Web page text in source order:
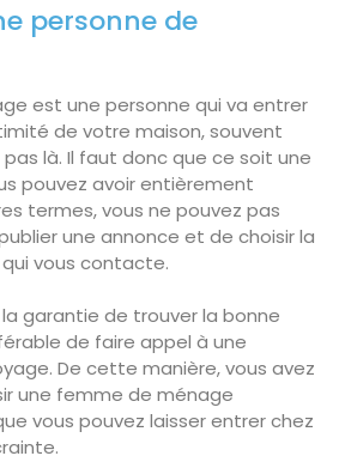
personne de
est une personne qui va entrer
de votre maison, souvent
pas là. Il faut donc que ce soit une
pouvez avoir entièrement
termes, vous ne pouvez pas
une annonce et de choisir la
vous contacte.
la garantie de trouver la bonne
de faire appel à une
De cette manière, vous avez
une femme de ménage
vous pouvez laisser entrer chez